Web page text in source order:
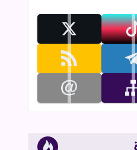
تابعنا على tiktok تابعنا على x
تابعنا على telegram تابعنا على rss
تابعنا على sitemap تابعنا على email